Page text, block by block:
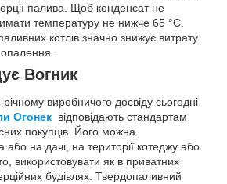
палива. Щоб конденсат не
температуру не нижче 65 °С.
котлів значно знижує витрату
Вогник
виробничого досвіду сьогодні
Огонек відповідають стандартам
покупців. Його можна
на дачі, на території котеджу або
використовувати як в приватних
будівлях. Твердопаливний